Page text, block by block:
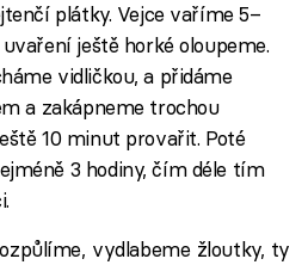
plátky. Vejce vaříme 5–
ještě horké oloupeme.
vidličkou, a přidáme
a zakápneme trochou
10 minut provařit. Poté
3 hodiny, čím déle tím
vydlabeme žloutky, ty